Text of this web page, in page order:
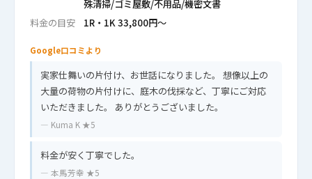
殊清掃/ゴミ屋敷/不用品/機密文書
料金の目安
1R・1K 33,800円〜
Google口コミより
実家仕舞いの片付け、お世話になりました。 想像以上の
大量の荷物の片付けに、庭木の伐採など、丁寧にご対応
いただきました。 ありがとうございました。
— Kuma K ★5
料金が安く丁寧でした。
— 本馬芳幸 ★5